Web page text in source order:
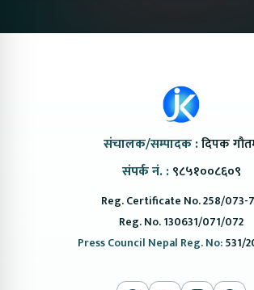
संचालक/सम्पादक :दिपक
संपर्क नं. : ९८५१००८६०९
Reg. Certificate No. 258/073-
Reg. No. 130631/071/072
Press Council Nepal Reg. No:531/